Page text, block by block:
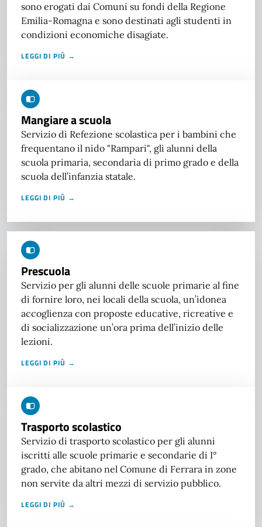
sono erogati dai Comuni su fondi della Regione
Emilia-Romagna e sono destinati agli studenti in
condizioni economiche disagiate.
LEGGI DI PIÙ →
Mangiare a scuola
Servizio di Refezione scolastica per i bambini che
frequentano il nido "Rampari", gli alunni della
scuola primaria, secondaria di primo grado e della
scuola dell’infanzia statale.
LEGGI DI PIÙ →
Prescuola
Servizio per gli alunni delle scuole primarie al fine
di fornire loro, nei locali della scuola, un’idonea
accoglienza con proposte educative, ricreative e
di socializzazione un’ora prima dell’inizio delle
lezioni.
LEGGI DI PIÙ →
Trasporto scolastico
Servizio di trasporto scolastico per gli alunni
iscritti alle scuole primarie e secondarie di I°
grado, che abitano nel Comune di Ferrara in zone
non servite da altri mezzi di servizio pubblico.
LEGGI DI PIÙ →